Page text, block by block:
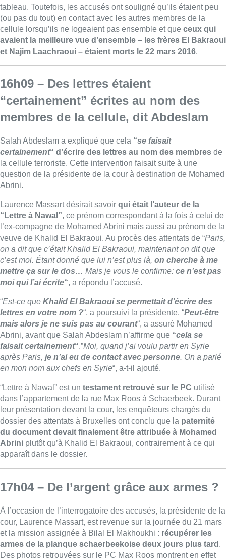
tableau. Toutefois, les accusés ont souligné qu’ils étaient peu
(ou pas du tout) en contact avec les autres membres de la
cellule lorsqu’ils ne logeaient pas ensemble et que ceux qui
avaient la meilleure vue d’ensemble – les frères El Bakraoui
et Najim Laachraoui – étaient morts le 22 mars 2016.
16h09 – Des lettres étaient
“certainement” écrites au nom des
membres de la cellule, dit Abdeslam
Salah Abdeslam a expliqué que cela “se faisait
certainement“ d’écrire des lettres au nom des membres de
la cellule terroriste. Cette intervention faisait suite à une
question de la présidente de la cour à destination de Mohamed
Abrini.
Laurence Massart désirait savoir qui était l’auteur de la
“Lettre à Nawal”, ce prénom correspondant à la fois à celui de
l’ex-compagne de Mohamed Abrini mais aussi au prénom de la
veuve de Khalid El Bakraoui. Au procès des attentats de “Paris,
on a dit que c’était Khalid El Bakraoui, maintenant on dit que
c’est moi. Étant donné que lui n’est plus là, on cherche à me
mettre ça sur le dos… Mais je vous le confirme: ce n’est pas
moi qui l’ai écrite“, a répondu l’accusé.
“Est-ce que Khalid El Bakraoui se permettait d’écrire des
lettres en votre nom ?“, a poursuivi la présidente. “Peut-être
mais alors je ne suis pas au courant“, a assuré Mohamed
Abrini, avant que Salah Abdeslam n’affirme que “cela se
faisait certainement“.”Moi, quand j’ai voulu partir en Syrie
après Paris, je n’ai eu de contact avec personne. On a parlé
en mon nom aux chefs en Syrie“, a-t-il ajouté.
“Lettre à Nawal” est un testament retrouvé sur le PC utilisé
dans l’appartement de la rue Max Roos à Schaerbeek. Durant
leur présentation devant la cour, les enquêteurs chargés du
dossier des attentats à Bruxelles ont conclu que la paternité
du document devait finalement être attribuée à Mohamed
Abrini plutôt qu’à Khalid El Bakraoui, contrairement à ce qui
apparaît dans le dossier.
17h04 – De l’argent grâce aux armes ?
À l’occasion de l’interrogatoire des accusés, la présidente de la
cour, Laurence Massart, est revenue sur la journée du 21 mars
et la mission assignée à Bilal El Makhoukhi : récupérer les
armes de la planque schaerbeekoise deux jours plus tard .
Des photos retrouvées sur le PC Max Roos montrent en effet